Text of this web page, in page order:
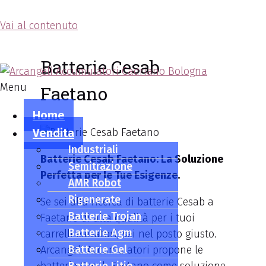
Vai al contenuto
Menu
Home
Vendita
Industriali
Semitrazione
AMR Robot
Rigenerate
Batterie Trojan
Batterie Agm
Batterie Gel
Batterie Cesab
Faetano
Batterie Cesab Faetano: La Soluzione
Perfetta per le Tue Esigenze.
Se sei alla ricerca di batterie Cesab a
Faetano di alta qualità per i tuoi
carrelli elevatori, sei nel posto giusto.
Arcangeli Accumulatori propone le